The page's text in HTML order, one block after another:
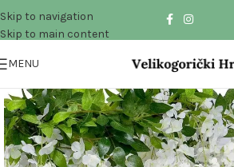
Skip to navigation
Skip to main content
MENU